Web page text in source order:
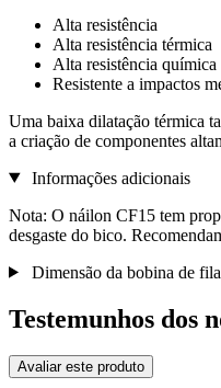
Alta resistência
Alta resistência térmica
Alta resistência química
Resistente a impactos
Uma baixa dilatação térmica
a criação de componentes
Informações adicionais
Nota: O náilon CF15 tem
desgaste do bico.
Dimensão da bobina de
Testemunhos dos
Avaliar este produto